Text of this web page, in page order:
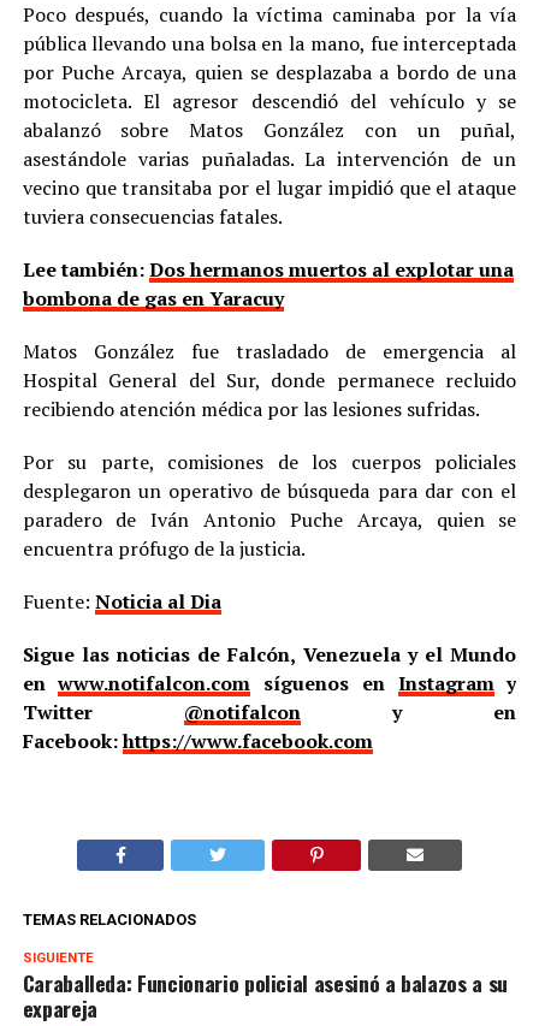
Poco después, cuando la víctima caminaba por la vía
pública llevando una bolsa en la mano, fue interceptada
por Puche Arcaya, quien se desplazaba a bordo de una
motocicleta. El agresor descendió del vehículo y se
abalanzó sobre Matos González con un puñal,
asestándole varias puñaladas. La intervención de un
vecino que transitaba por el lugar impidió que el ataque
tuviera consecuencias fatales.
Lee también:Dos hermanos muertos al explotar una
bombona de gas en Yaracuy
Matos González fue trasladado de emergencia al
Hospital General del Sur, donde permanece recluido
recibiendo atención médica por las lesiones sufridas.
Por su parte, comisiones de los cuerpos policiales
desplegaron un operativo de búsqueda para dar con el
paradero de Iván Antonio Puche Arcaya, quien se
encuentra prófugo de la justicia.
Fuente: Noticia al Dia
Sigue las noticias de Falcón, Venezuela y el Mundo
enwww.notifalcon.com síguenos en Instagramy
Twitter @notifalcony en
Facebook:https://www.facebook.com
TEMAS RELACIONADOS
SIGUIENTE
Caraballeda: Funcionario policial asesinó a balazos a su
expareja